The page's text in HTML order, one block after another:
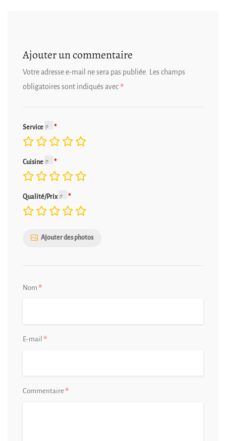
Ajouter un commentaire
Votre adresse e-mail ne sera pas publiée.
Les champs
obligatoires sont indiqués avec*
Service
Cuisine
Qualité/Prix
Ajouter des photos
Nom *
E-mail *
Commentaire*